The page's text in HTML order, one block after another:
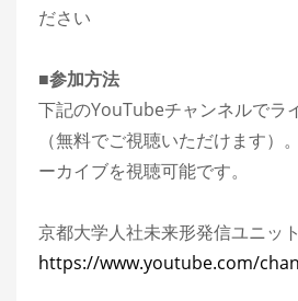
ださい
■参加方法
下記のYouTubeチャンネルでラ
（無料でご視聴いただけます）
ーカイブを視聴可能です。
京都大学人社未来形発信ユニット
https://www.youtube.com/